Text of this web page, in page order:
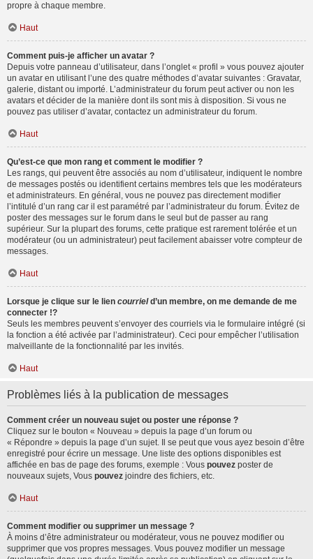
propre à chaque membre.
Haut
Comment puis-je afficher un avatar ?
Depuis votre panneau d’utilisateur, dans l’onglet « profil » vous pouvez ajouter
un avatar en utilisant l’une des quatre méthodes d’avatar suivantes : Gravatar,
galerie, distant ou importé. L’administrateur du forum peut activer ou non les
avatars et décider de la manière dont ils sont mis à disposition. Si vous ne
pouvez pas utiliser d’avatar, contactez un administrateur du forum.
Haut
Qu’est-ce que mon rang et comment le modifier ?
Les rangs, qui peuvent être associés au nom d’utilisateur, indiquent le nombre
de messages postés ou identifient certains membres tels que les modérateurs
et administrateurs. En général, vous ne pouvez pas directement modifier
l’intitulé d’un rang car il est paramétré par l’administrateur du forum. Évitez de
poster des messages sur le forum dans le seul but de passer au rang
supérieur. Sur la plupart des forums, cette pratique est rarement tolérée et un
modérateur (ou un administrateur) peut facilement abaisser votre compteur de
messages.
Haut
Lorsque je clique sur le lien courrield’un membre, on me demande de me
connecter !?
Seuls les membres peuvent s’envoyer des courriels via le formulaire intégré (si
la fonction a été activée par l’administrateur). Ceci pour empêcher l’utilisation
malveillante de la fonctionnalité par les invités.
Haut
Problèmes liés à la publication de messages
Comment créer un nouveau sujet ou poster une réponse ?
Cliquez sur le bouton « Nouveau » depuis la page d’un forum ou
« Répondre » depuis la page d’un sujet. Il se peut que vous ayez besoin d’être
enregistré pour écrire un message. Une liste des options disponibles est
affichée en bas de page des forums, exemple : Vous pouvez poster de
nouveaux sujets, Vous pouvez joindre des fichiers, etc.
Haut
Comment modifier ou supprimer un message ?
À moins d’être administrateur ou modérateur, vous ne pouvez modifier ou
supprimer que vos propres messages. Vous pouvez modifier un message